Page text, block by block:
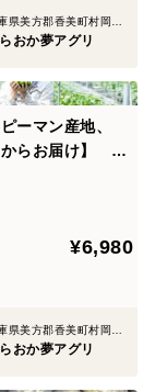
判断された場
金対応をさせ
原14-3
おか夢アグリ
ーマン産地、
からお届け】 朝
】
¥6,980
兵庫県美方郡香美町村岡区原
おか夢アグリ